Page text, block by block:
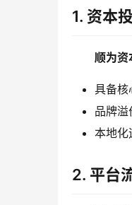
1. 资本
顺为资
具备核
品牌溢
本地化
2. 平台